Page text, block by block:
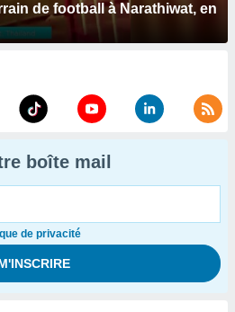
de football à Narathiwat, en
boîte mail
de privacité